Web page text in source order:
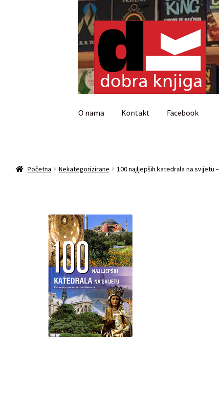
Preskoči
na
navigaciju
Skoči
do
sadržaja
O nama Kontakt Facebook
Uvjeti prodaje i dostava
Početna Nekategorizirane 100 najljepših katedrala na